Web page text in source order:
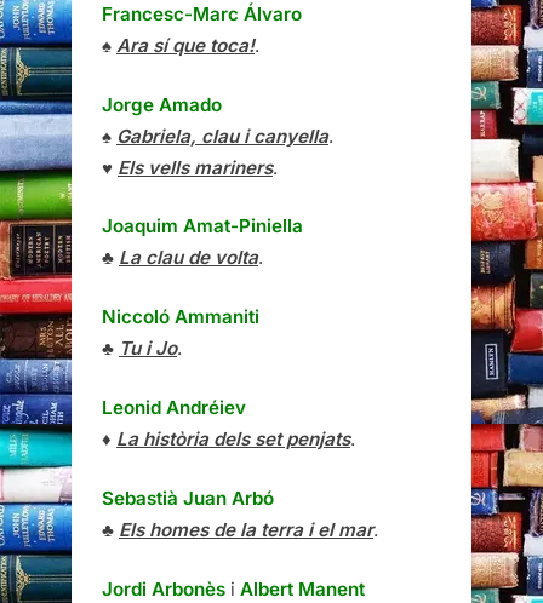
Francesc-Marc Álvaro
♠ Ara sí que toca!.
Jorge Amado
♠ Gabriela, clau i canyella.
♥ Els vells mariners.
Joaquim Amat-Piniella
♣ La clau de volta.
Niccoló Ammaniti
♣ Tu i Jo.
Leonid Andréiev
♦ La història dels set penjats.
Sebastià Juan Arbó
♣ Els homes de la terra i el mar.
Jordi Arbonès i Albert Manent